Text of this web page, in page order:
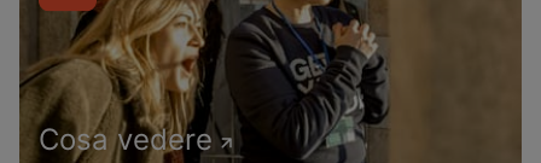
Cosa vedere